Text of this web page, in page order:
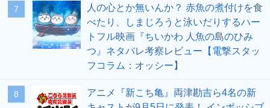
7
人の心とか無いんか？ 赤魚の煮付けを食
べたり、しまじろうと泳いだりするハー
トフル映画『ちいかわ 人魚の島のひみ
つ』ネタバレ考察レビュー【電撃スタッ
フコラム：オッシー】
8
アニメ『新こち亀』両津勘吉ら4名の新